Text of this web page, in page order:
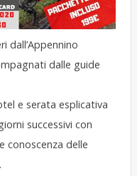
dall’Appennino
dalle guide
e serata esplicativa
successivi con
conoscenza delle